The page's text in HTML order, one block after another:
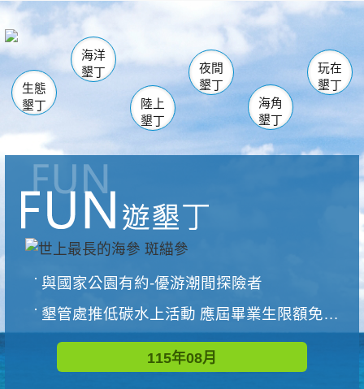
南仁湖
海生館
恆春 佳樂水
龍鑾潭自然中心 森林遊樂區
瓊麻館
關山 墾管處遊客中心
社頂公園 風吹沙
船帆石
白砂 龍磐公園
香蕉灣
砂島
鵝鑾鼻
生態
墾丁
海洋
墾丁
陸上
墾丁
夜間
墾丁
海角
墾丁
玩在
墾丁
與國家公園有約-優游潮間探險者
墾管處推低碳水上活動 應屆畢業生限額免費參加
115年08月